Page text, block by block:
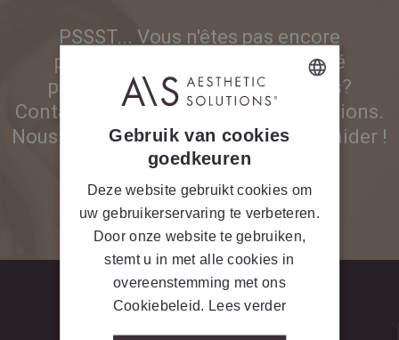
PSSST... Vous n'êtes pas encore
partenaire et vous êtes intéressé
par nos produits ou nos appareils?
Contactez-nous pour plus d'informations.
Nous nous ferons un plaisir de vous aider !
CONTACTEZ-NOUS
FRENCH
Gebruik van cookies
goedkeuren
Deze website gebruikt cookies om
uw gebruikerservaring te verbeteren.
Door onze website te gebruiken,
stemt u in met alle cookies in
overeenstemming met ons
Cookiebeleid.
Lees verder